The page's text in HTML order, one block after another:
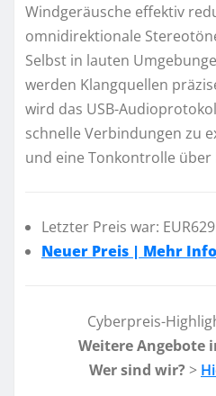
Windgeräusche effektiv
omnidirektionale
Selbst in lauten
werden Klangquellen
wird das USB-
schnelle Verbindungen zu
und eine Tonkontrolle
Letzter Preis war:
Neuer Preis | Mehr
Cyberpreis-
Weitere Angebote
Wer sind wir? >